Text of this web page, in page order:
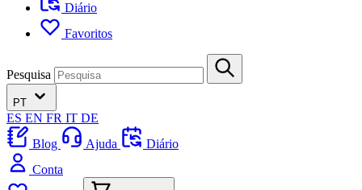
Diário
Favoritos
Pesquisa
PT
ES EN FR IT DE
Blog
Ajuda
Diário
Conta